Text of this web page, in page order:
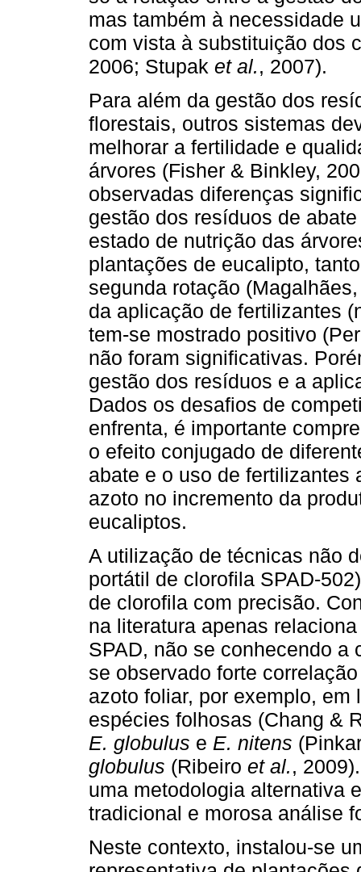
mas também à necessidade
com vista à substituição dos
2006; Stupak et al., 2007).
Para além da gestão dos
florestais, outros sistemas
melhorar a fertilidade e
árvores (Fisher & Binkley,
observadas diferenças
gestão dos resíduos de
estado de nutrição das
plantações de eucalipto,
segunda rotação
da aplicação de fertilizantes
tem-se mostrado positivo
não foram significativas.
gestão dos resíduos e a
Dados os desafios de
enfrenta, é importante
o efeito conjugado de
abate e o uso de fertilizantes
azoto no incremento da
eucaliptos.
A utilização de técnicas não
portátil de clorofila SPAD-
de clorofila com precisão.
na literatura apenas
SPAD, não se conhecendo a
se observado forte
azoto foliar, por exemplo,
espécies folhosas (Chang &
E. globulus e E. nitens
globulus (Ribeiro et al.,
uma metodologia alternativa
tradicional e morosa análise
Neste contexto, instalou-se